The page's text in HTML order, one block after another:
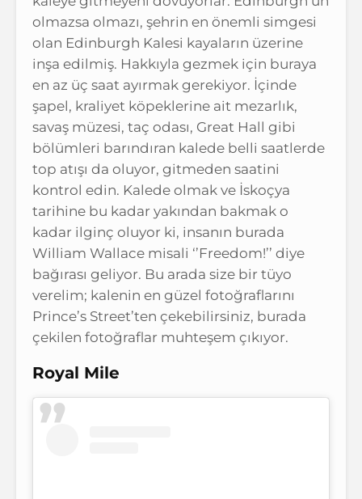
olmazsa olmazı, şehrin en önemli simgesi
olan Edinburgh Kalesi kayaların üzerine
inşa edilmiş. Hakkıyla gezmek için buraya
en az üç saat ayırmak gerekiyor. İçinde
şapel, kraliyet köpeklerine ait mezarlık,
savaş müzesi, taç odası, Great Hall gibi
bölümleri barındıran kalede belli saatlerde
top atışı da oluyor, gitmeden saatini
kontrol edin. Kalede olmak ve İskoçya
tarihine bu kadar yakından bakmak o
kadar ilginç oluyor ki, insanın burada
William Wallace misali ‘’Freedom!’’ diye
bağırası geliyor. Bu arada size bir tüyo
verelim; kalenin en güzel fotoğraflarını
Prince’s Street’ten çekebilirsiniz, burada
çekilen fotoğraflar muhteşem çıkıyor.
Royal Mile